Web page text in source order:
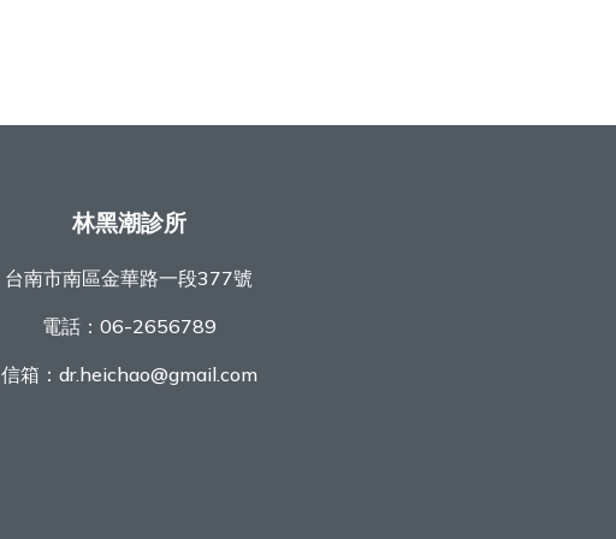
林黑潮診所
台南市南區金華路一段377號
電話： 06-2656789
信箱： dr.heichao@gmail.com